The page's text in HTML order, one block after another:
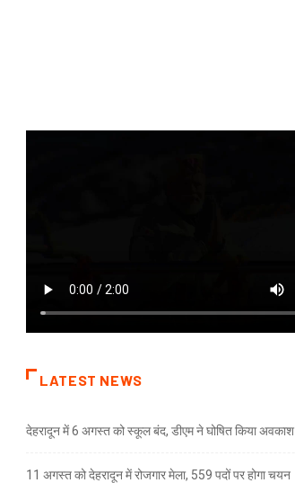
LATEST NEWS
देहरादून में 6 अगस्त को स्कूल बंद, डीएम ने घोषित किया अवकाश
11 अगस्त को देहरादून में रोजगार मेला, 559 पदों पर होगा चयन